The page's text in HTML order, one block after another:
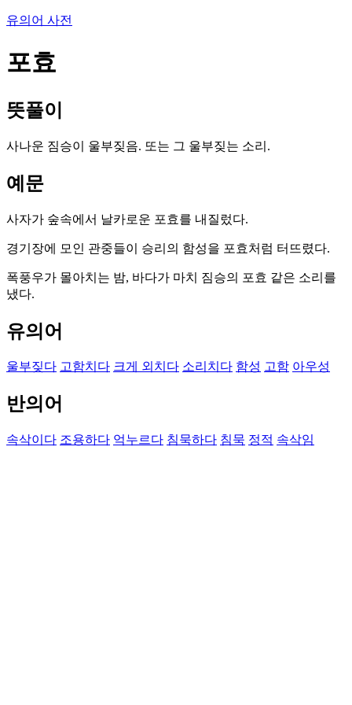
유의어 사전
포효
뜻풀이
사나운 짐승이 울부짖음. 또는 그 울부짖는 소리.
예문
사자가 숲속에서 날카로운 포효를 내질렀다.
경기장에 모인 관중들이 승리의 함성을 포효처럼 터뜨렸다.
폭풍우가 몰아치는 밤, 바다가 마치 짐승의 포효 같은 소리를
냈다.
유의어
울부짖다 고함치다 크게 외치다 소리치다 함성 고함 아우성
반의어
속삭이다 조용하다 억누르다 침묵하다 침묵 정적 속삭임